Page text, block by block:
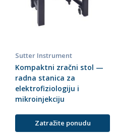
Sutter Instrument
Kompaktni zračni stol —
radna stanica za
elektrofiziologiju i
mikroinjekciju
Zatražite ponudu